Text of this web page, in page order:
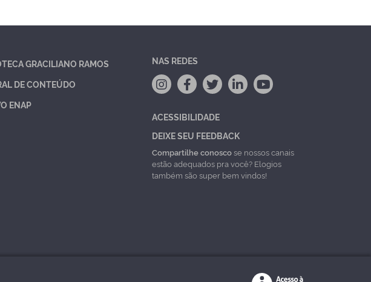
GRACILIANO RAMOS
DE CONTEÚDO
ENAP
NAS REDES
ACESSIBILIDADE
DEIXE SEU FEEDBACK
Compartilhe conoscose nossos canais
estão adequados pra você? Elogios
também são super bem vindos!